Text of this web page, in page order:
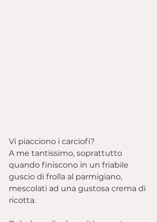
Vi piacciono i carciofi?
A me tantissimo, soprattutto
quando finiscono in un friabile
guscio di frolla al parmigiano,
mescolati ad una gustosa crema di
ricotta.